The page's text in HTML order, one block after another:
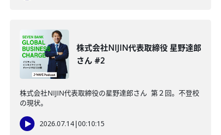
株式会社NIJIN代表取締役 星野達郎
さん #2
株式会社NIJIN代表取締役の星野達郎さん 第２回。不登校
の現状。
2026.07.14|00:10:15